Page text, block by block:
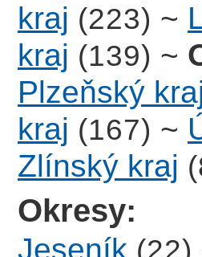
kraj (223) ~
kraj (139) ~
Plzeňský kraj
kraj (167) ~
Zlínský kraj
Okresy:
Jeseník (22)